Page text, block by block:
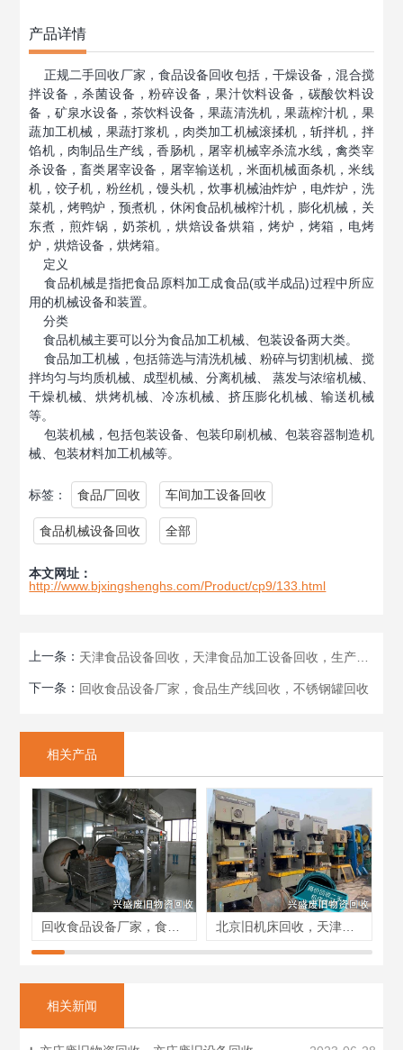
产品详情
正规二手回收厂家，食品设备回收包括，干燥设备，混合搅
拌设备，杀菌设备，粉碎设备，果汁饮料设备，碳酸饮料设
备，矿泉水设备，茶饮料设备，果蔬清洗机，果蔬榨汁机，果
蔬加工机械，果蔬打浆机，肉类加工机械滚揉机，斩拌机，拌
馅机，肉制品生产线，香肠机，屠宰机械宰杀流水线，禽类宰
杀设备，畜类屠宰设备，屠宰输送机，米面机械面条机，米线
机，饺子机，粉丝机，馒头机，炊事机械油炸炉，电炸炉，洗
菜机，烤鸭炉，预煮机，休闲食品机械榨汁机，膨化机械，关
东煮，煎炸锅，奶茶机，烘焙设备烘箱，烤炉，烤箱，电烤
炉，烘焙设备，烘烤箱。
定义
食品机械是指把食品原料加工成食品(或半成品)过程中所应
用的机械设备和装置。
分类
食品机械主要可以分为食品加工机械、包装设备两大类。
食品加工机械，包括筛选与清洗机械、粉碎与切割机械、搅
拌均匀与均质机械、成型机械、分离机械、 蒸发与浓缩机械、
干燥机械、烘烤机械、冷冻机械、挤压膨化机械、输送机械
等。
包装机械，包括包装设备、包装印刷机械、包装容器制造机
械、包装材料加工机械等。
标签： 食品厂回收 车间加工设备回收
食品机械设备回收 全部
本文网址：
http://www.bjxingshenghs.com/Product/cp9/133.html
上一条：
下一条： 回收食品设备厂家，食品生产线回收，不锈钢罐回收
相关产品
相关新闻